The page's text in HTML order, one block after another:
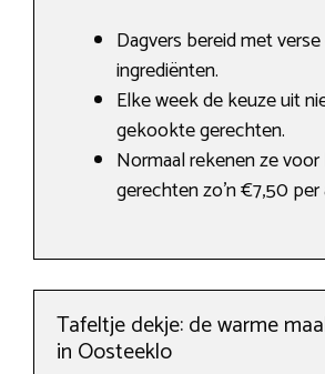
Dagvers bereid met
ingrediënten.
Elke week de keuze uit
gekookte gerechten.
Normaal rekenen ze
gerechten zo’n €7,50
Tafeltje dekje: de warme
in Oosteeklo